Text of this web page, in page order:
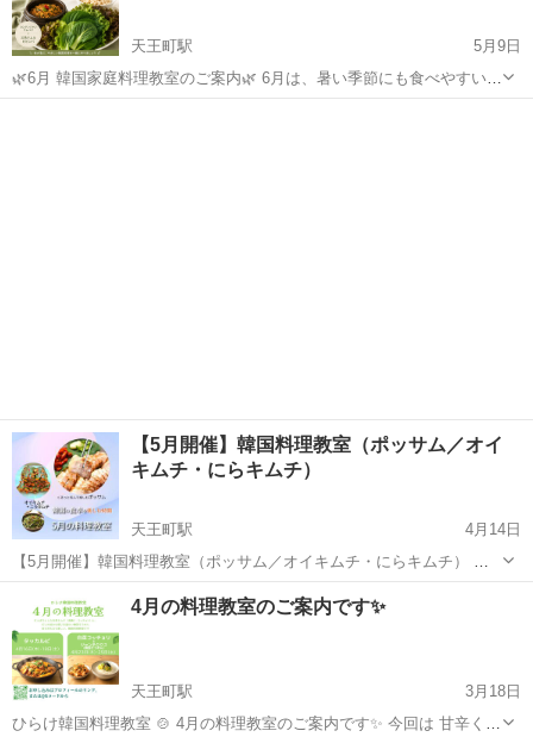
天王町駅
5月9日
🌿6月 韓国家庭料理教室のご案内🌿 6月は、暑い季節にも食べやすい
体にやさしい韓国家庭料理を作ります😊 🥬6/4(木)・6/6(土) カンテンジ
【5月開催】韓国料理教室（ポッサム／オイ
キムチ・にらキムチ）
天王町駅
4月14日
【5月開催】韓国料理教室（ポッサム／オイキムチ・にらキムチ） 横
浜で韓国料理教室を開催しています😊 5月は、みんなで楽しめる韓国
ごはんをテーマに、 ポッサムと韓国おかず（オイキムチ・にらキム
天王町駅 韓国料理 キムチ
4月の料理教室のご案内です✨
天王町駅
3月18日
ひらけ韓国料理教室 🍲 4月の料理教室のご案内です✨ 今回は 甘辛くて